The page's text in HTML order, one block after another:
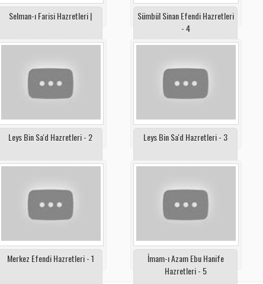
Selman-ı Farisi Hazretleri |
Sümbül Sinan Efendi Hazretleri
- 4
Leys Bin Sa'd Hazretleri - 2 Leys Bin Sa'd Hazretleri - 3
Merkez Efendi Hazretleri - 1
İmam-ı Azam Ebu Hanife
Hazretleri - 5